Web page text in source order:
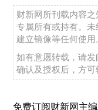
财新网所刊载内容
专属所有或持有。
建立镜像等任何使用
如有意愿转载，请发
确认及授权后，方可
免费订阅财新网主